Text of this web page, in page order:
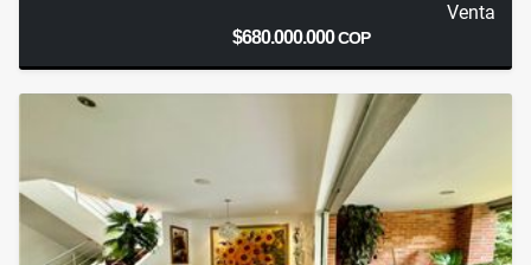
Venta
$680.000.000COP